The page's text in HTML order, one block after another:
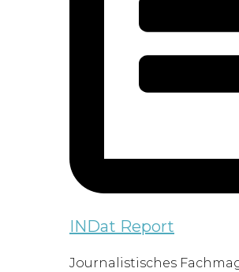
INDat Report
Journalistisches